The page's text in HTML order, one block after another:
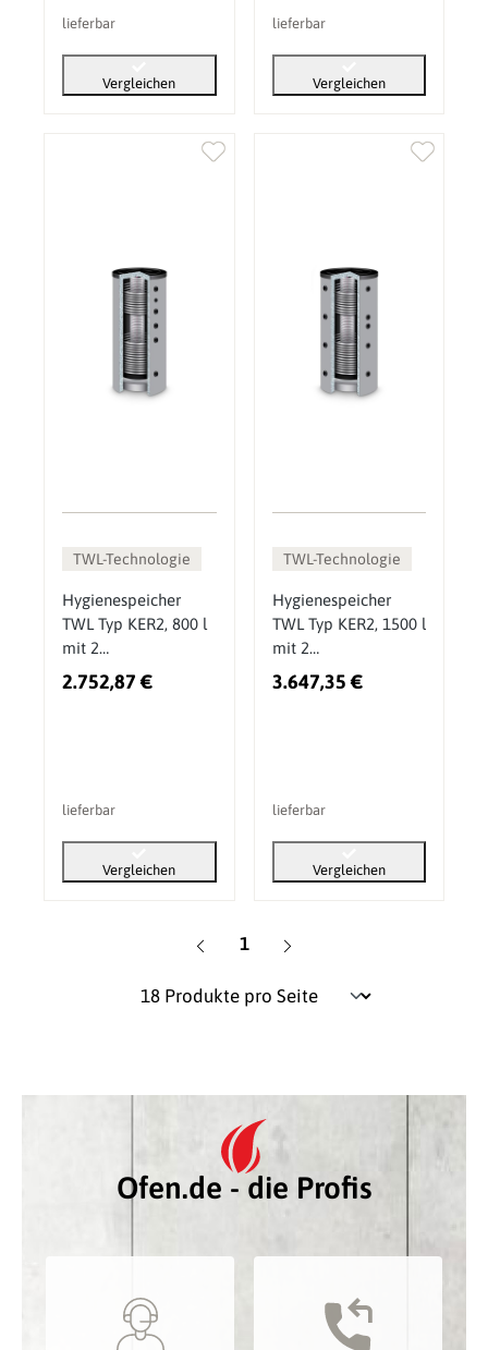
lieferbar
Vergleichen
lieferbar
Vergleichen
TWL-Technologie
Hygienespeicher
TWL Typ KER2, 800 l
mit 2
Wärmetauschern
2.752,87 €
lieferbar
Vergleichen
TWL-Technologie
Hygienespeicher
TWL Typ KER2, 1500 l
mit 2
Wärmetauschern
3.647,35 €
lieferbar
Vergleichen
Seite
1
Ofen.de - die Profis